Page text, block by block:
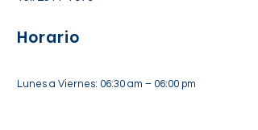
Horario
Lunes a Viernes: 06:30 am – 06:00 pm